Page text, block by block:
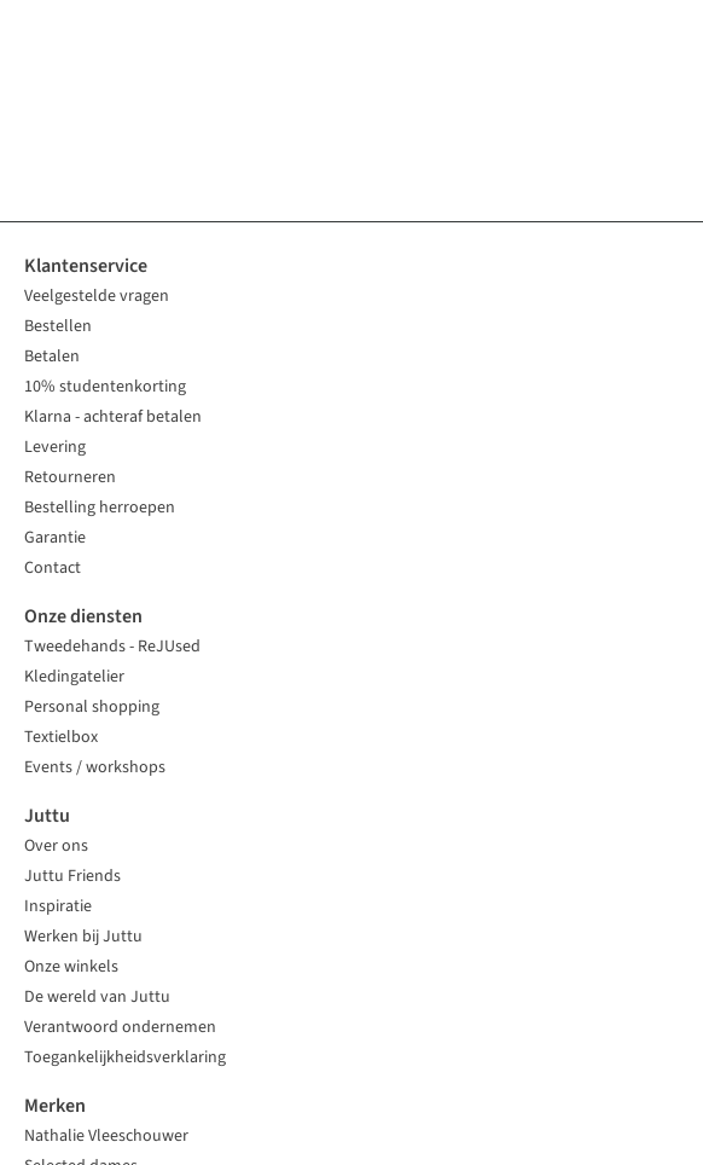
Klantenservice
Veelgestelde vragen
Bestellen
Betalen
10% studentenkorting
Klarna - achteraf betalen
Levering
Retourneren
Bestelling herroepen
Garantie
Contact
Onze diensten
Tweedehands - ReJUsed
Kledingatelier
Personal shopping
Textielbox
Events / workshops
Juttu
Over ons
Juttu Friends
Inspiratie
Werken bij Juttu
Onze winkels
De wereld van Juttu
Verantwoord ondernemen
Toegankelijkheidsverklaring
Merken
Nathalie Vleeschouwer